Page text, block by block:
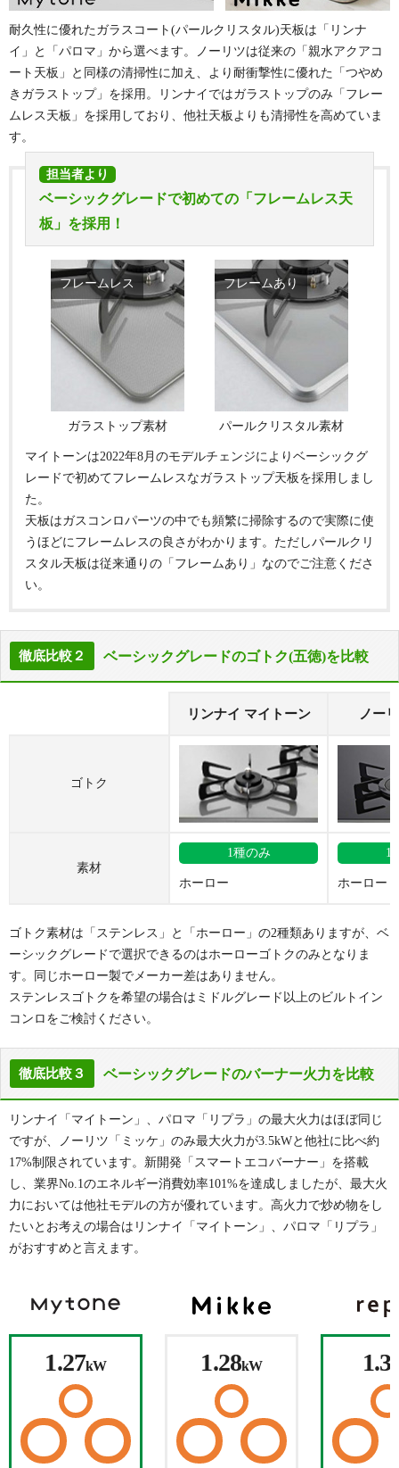
耐久性に優れたガラスコート(パールクリスタル)天板は「リンナ
イ」と「パロマ」から選べます。ノーリツは従来の「親水アクアコ
ート天板」と同様の清掃性に加え、より耐衝撃性に優れた「つやめ
きガラストップ」を採用。リンナイではガラストップのみ「フレー
ムレス天板」を採用しており、他社天板よりも清掃性を高めていま
す。
担当者より
ベーシックグレードで初めての「フレームレス天
板」を採用！
フレームレス
ガラストップ素材
フレームあり
パールクリスタル素材
マイトーンは2022年8月のモデルチェンジによりベーシックグ
レードで初めてフレームレスなガラストップ天板を採用しまし
た。
天板はガスコンロパーツの中でも頻繁に掃除するので実際に使
うほどにフレームレスの良さがわかります。ただしパールクリ
スタル天板は従来通りの「フレームあり」なのでご注意くださ
い。
徹底比較２ ベーシックグレードのゴトク(五徳)を比較
リンナイ マイトーン ノー
ゴトク
素材
1種のみ
ホーロー
1
ホーロー
ゴトク素材は「ステンレス」と「ホーロー」の2種類ありますが、ベ
ーシックグレードで選択できるのはホーローゴトクのみとなりま
す。同じホーロー製でメーカー差はありません。
ステンレスゴトクを希望の場合はミドルグレード以上のビルトイン
コンロをご検討ください。
徹底比較３ ベーシックグレードのバーナー火力を比較
リンナイ「マイトーン」、パロマ「リプラ」の最大火力はほぼ同じ
ですが、ノーリツ「ミッケ」のみ最大火力が3.5kWと他社に比べ約
17%制限されています。新開発「スマートエコバーナー」を搭載
し、業界No.1のエネルギー消費効率101%を達成しましたが、最大火
力においては他社モデルの方が優れています。高火力で炒め物をし
たいとお考えの場合はリンナイ「マイトーン」、パロマ「リプラ」
がおすすめと言えます。
1.27kW 1.28kW 1.3